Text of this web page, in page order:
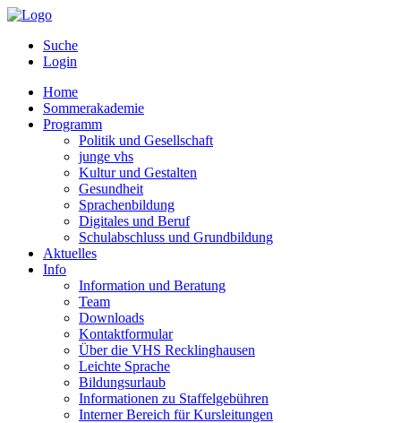
Suche
Login
Home
Sommerakademie
Programm
Politik und Gesellschaft
junge vhs
Kultur und Gestalten
Gesundheit
Sprachenbildung
Digitales und Beruf
Schulabschluss und Grundbildung
Aktuelles
Info
Information und Beratung
Team
Downloads
Kontaktformular
Über die VHS Recklinghausen
Leichte Sprache
Bildungsurlaub
Informationen zu Staffelgebühren
Interner Bereich für Kursleitungen